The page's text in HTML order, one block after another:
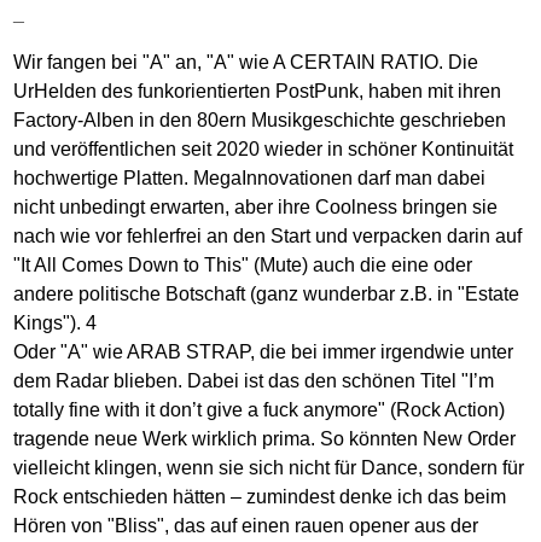
Wir fangen bei "A" an, "A" wie A CERTAIN RATIO. Die
UrHelden des funkorientierten PostPunk, haben mit ihren
Factory-Alben in den 80ern Musikgeschichte geschrieben
und veröffentlichen seit 2020 wieder in schöner Kontinuität
hochwertige Platten. MegaInnovationen darf man dabei
nicht unbedingt erwarten, aber ihre Coolness bringen sie
nach wie vor fehlerfrei an den Start und verpacken darin auf
"It All Comes Down to This" (Mute) auch die eine oder
andere politische Botschaft (ganz wunderbar z.B. in "Estate
Kings"). 4
Oder "A" wie ARAB STRAP, die bei immer irgendwie unter
dem Radar blieben. Dabei ist das den schönen Titel "I’m
totally fine with it don’t give a fuck anymore" (Rock Action)
tragende neue Werk wirklich prima. So könnten New Order
vielleicht klingen, wenn sie sich nicht für Dance, sondern für
Rock entschieden hätten – zumindest denke ich das beim
Hören von "Bliss", das auf einen rauen opener aus der